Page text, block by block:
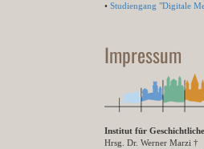
• Studiengang "Digitale
Impressum
Institut für
Hrsg. Dr. Werner Marzi †